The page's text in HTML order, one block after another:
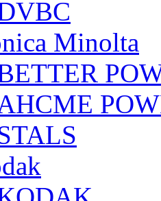
Minolta